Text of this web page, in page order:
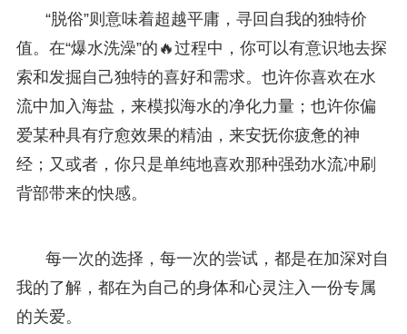
“脱俗”则意味着超越平庸，寻回自我的独特价
值。在“爆水洗澡”的🔥过程中，你可以有意识地去探
索和发掘自己独特的喜好和需求。也许你喜欢在水
流中加入海盐，来模拟海水的净化力量；也许你偏
爱某种具有疗愈效果的精油，来安抚你疲惫的神
经；又或者，你只是单纯地喜欢那种强劲水流冲刷
背部带来的快感。
每一次的选择，每一次的尝试，都是在加深对自
我的了解，都在为自己的身体和心灵注入一份专属
的关爱。